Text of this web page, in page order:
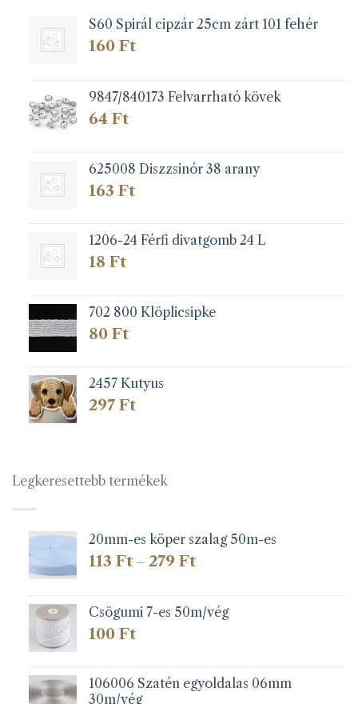
termékoldalon
választhatók
S60 Spirál cipzár 25cm zárt 101 fehér
160 Ft
9847/840173 Felvarrható kövek
64 Ft
625008 Diszzsinór 38 arany
163 Ft
1206-24 Férfi divatgomb 24 L
18 Ft
702 800 Klöplicsipke
80 Ft
2457 Kutyus
297 Ft
Legkeresettebb termékek
20mm-es köper szalag 50m-es
113 Ft – 279 FtÁrtartomány:
279 Ft
Csögumi 7-es 50m/vég
100 Ft
106006 Szatén egyoldalas 06mm
30m/vég